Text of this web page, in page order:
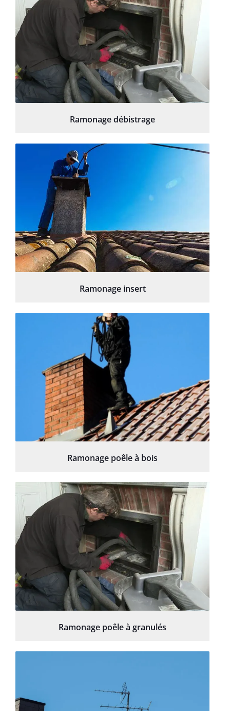
Ramonage débistrage
Ramonage insert
Ramonage poêle à bois
Ramonage poêle à granulés